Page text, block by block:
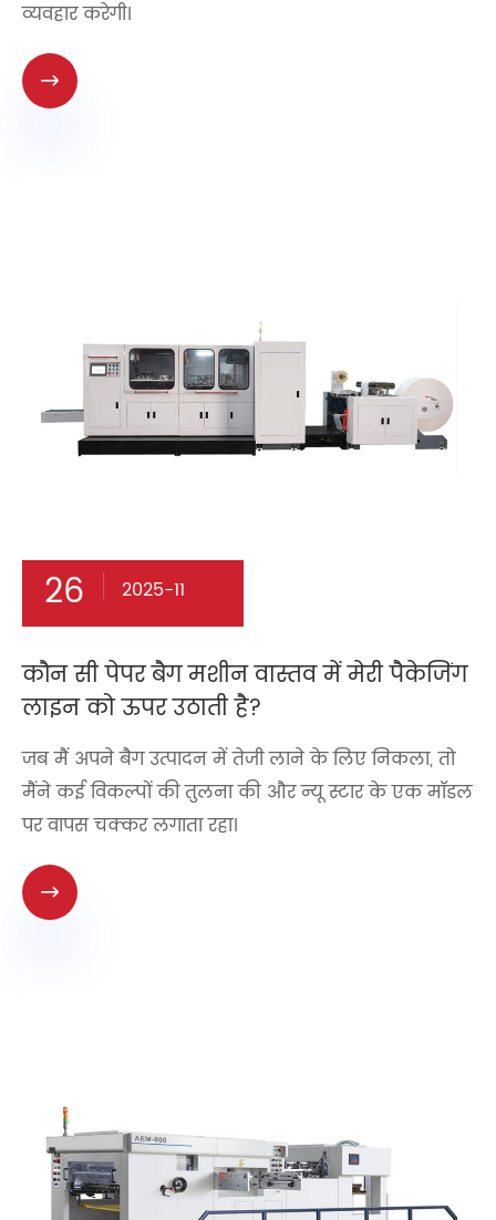
व्यवहार करेगी।

26 2025-11
कौन सी पेपर बैग मशीन वास्तव में मेरी पैकेजिंग
लाइन को ऊपर उठाती है?
जब मैं अपने बैग उत्पादन में तेजी लाने के लिए निकला, तो
मैंने कई विकल्पों की तुलना की और न्यू स्टार के एक मॉडल
पर वापस चक्कर लगाता रहा।
